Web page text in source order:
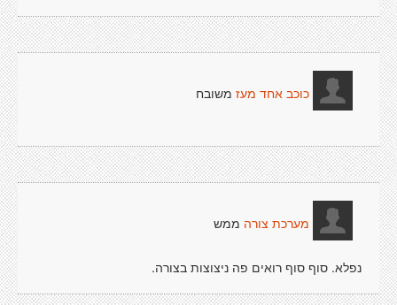
כוכב אחד מעז משובח
מערכת צורה ממש
נפלא. סוף סוף רואים פה ניצוצות בצורה.